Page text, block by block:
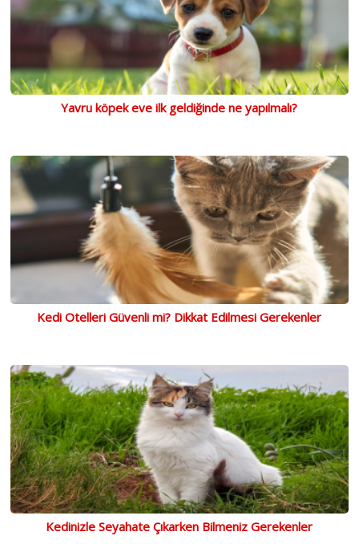
Yavru köpek eve ilk geldiğinde ne yapılmalı?
Kedi Otelleri Güvenli mi? Dikkat Edilmesi Gerekenler
Kedinizle Seyahate Çıkarken Bilmeniz Gerekenler